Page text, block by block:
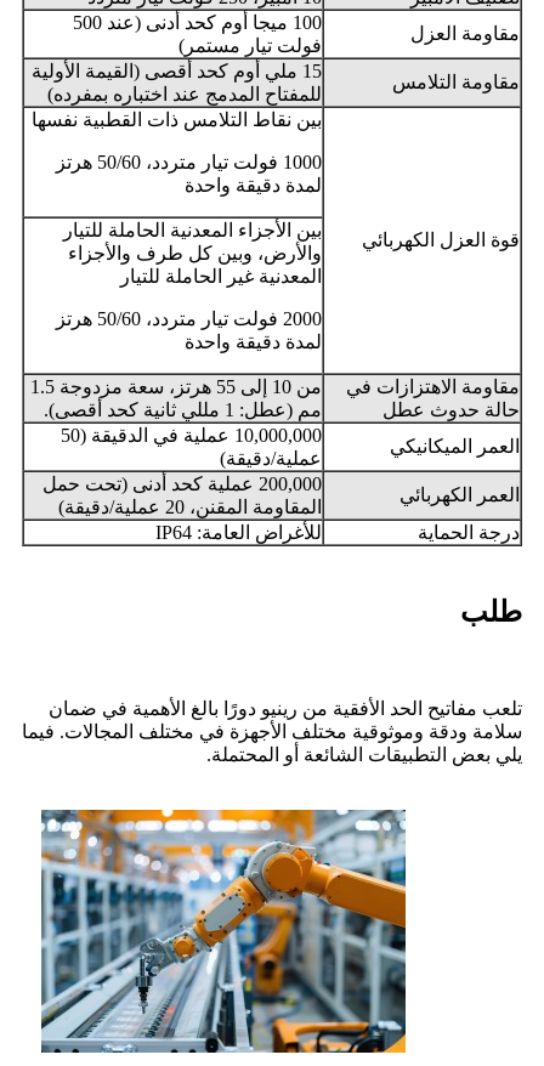
مقاومة العزل
100 ميجا أوم كحد أدنى (عند 500
فولت تيار مستمر)
مقاومة التلامس
15 ملي أوم كحد أقصى (القيمة الأولية
للمفتاح المدمج عند اختباره بمفرده)
قوة العزل الكهربائي
بين نقاط التلامس ذات القطبية نفسها
1000 فولت تيار متردد، 50/60 هرتز
لمدة دقيقة واحدة
بين الأجزاء المعدنية الحاملة للتيار
والأرض، وبين كل طرف والأجزاء
المعدنية غير الحاملة للتيار
2000 فولت تيار متردد، 50/60 هرتز
لمدة دقيقة واحدة
مقاومة الاهتزازات في
حالة حدوث عطل
من 10 إلى 55 هرتز، سعة مزدوجة 1.5
مم (عطل: 1 مللي ثانية كحد أقصى).
العمر الميكانيكي
10,000,000 عملية في الدقيقة (50
عملية/دقيقة)
العمر الكهربائي
200,000 عملية كحد أدنى (تحت حمل
المقاومة المقنن، 20 عملية/دقيقة)
درجة الحماية
للأغراض العامة: IP64
طلب
تلعب مفاتيح الحد الأفقية من رينيو دورًا بالغ الأهمية في ضمان
سلامة ودقة وموثوقية مختلف الأجهزة في مختلف المجالات. فيما
يلي بعض التطبيقات الشائعة أو المحتملة.